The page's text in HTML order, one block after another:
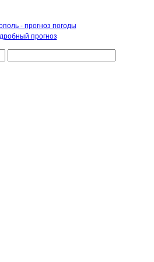
- прогноз погоды
прогноз